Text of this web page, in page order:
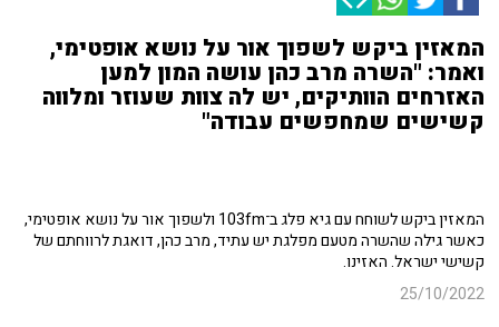
המאזין ביקש לשפוך אור על נושא אופטימי,
ואמר: "השרה מרב כהן עושה המון למען
האזרחים הוותיקים, יש לה צוות שעוזר ומלווה
קשישים שמחפשים עבודה"
המאזין ביקש לשוחח עם גיא פלג ב־103fm ולשפוך אור על נושא אופטימי,
כאשר גילה שהשרה מטעם מפלגת יש עתיד, מרב כהן, דואגת לרווחתם של
קשישי ישראל. האזינו.
25/10/2022